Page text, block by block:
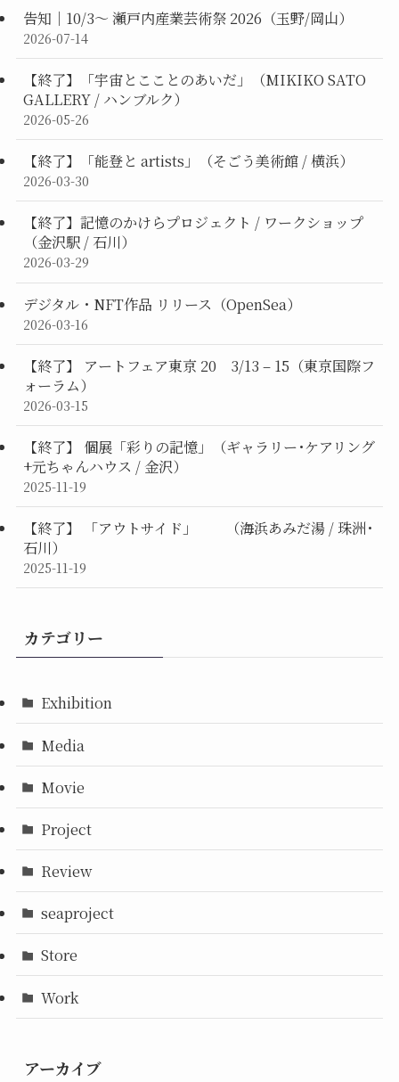
告知｜10/3〜 瀬戸内産業芸術祭 2026（玉野/岡山）
2026-07-14
【終了】「宇宙とこことのあいだ」（MIKIKO SATO
GALLERY / ハンブルク）
2026-05-26
【終了】「能登と artists」（そごう美術館 / 横浜）
2026-03-30
【終了】記憶のかけらプロジェクト / ワークショップ
（金沢駅 / 石川）
2026-03-29
デジタル・NFT作品 リリース（OpenSea）
2026-03-16
【終了】 アートフェア東京 20 3/13 – 15（東京国際フ
ォーラム）
2026-03-15
【終了】 個展「彩りの記憶」（ギャラリー･ケアリング
+元ちゃんハウス / 金沢）
2025-11-19
【終了】 「アウトサイド」 （海浜あみだ湯 / 珠洲･
石川）
2025-11-19
カテゴリー
Exhibition
Media
Movie
Project
Review
seaproject
Store
Work
アーカイブ